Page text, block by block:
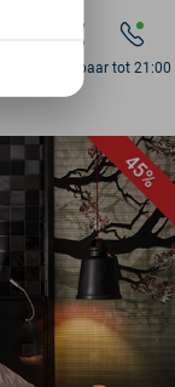
206.138 reviews
Bereikbaar tot 21:00
45%